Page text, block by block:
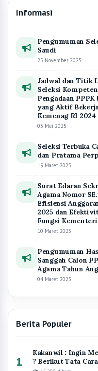
Informasi
Pengumuman
Saudi
25 November 2025
Jadwal dan Titik
Seleksi
Pengadaan PPPK
yang Aktif
Kemenag RI 2024
03 Mei 2025
Seleksi Terbuka
dan Pratama
19 Maret 2025
Surat Edaran
Agama Nomor
Efisiensi
2025 dan
Fungsi
10 Maret 2025
Pengumuman
Sanggah Calon
Agama Tahun
04 Maret 2025
Berita Populer
1
Kakanwil : Ingin
? Berikut Tata